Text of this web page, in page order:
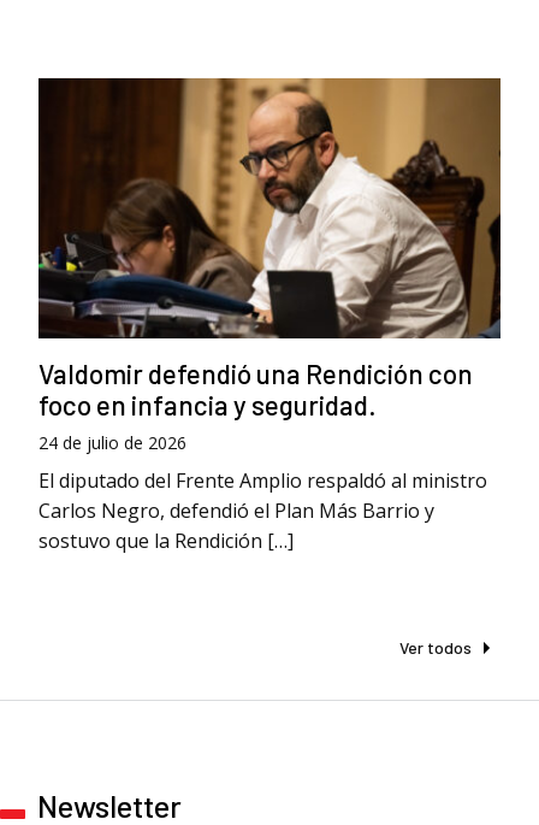
Valdomir defendió una Rendición con
foco en infancia y seguridad.
24 de julio de 2026
El diputado del Frente Amplio respaldó al ministro
Carlos Negro, defendió el Plan Más Barrio y
sostuvo que la Rendición […]
Ver todos
Newsletter